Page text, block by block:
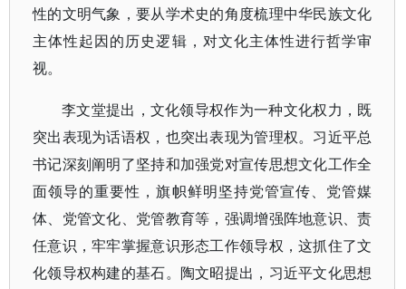
性的文明气象，要从学术史的角度梳理中华民族文化
主体性起因的历史逻辑，对文化主体性进行哲学审
视。
李文堂提出，文化领导权作为一种文化权力，既
突出表现为话语权，也突出表现为管理权。习近平总
书记深刻阐明了坚持和加强党对宣传思想文化工作全
面领导的重要性，旗帜鲜明坚持党管宣传、党管媒
体、党管文化、党管教育等，强调增强阵地意识、责
任意识，牢牢掌握意识形态工作领导权，这抓住了文
化领导权构建的基石。陶文昭提出，习近平文化思想